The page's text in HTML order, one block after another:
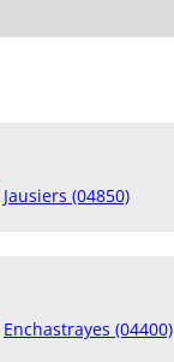
Jausiers (04850)
Enchastrayes (04400)